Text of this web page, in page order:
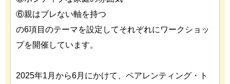
⑥親はブレない軸を持つ
の6項目のテーマを設定してそれぞれにワークショッ
プを開催しています。
2025年1月から6月にかけて、ペアレンティング・ト